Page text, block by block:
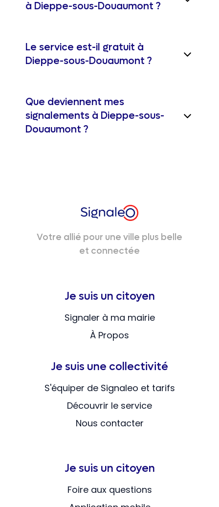
à Dieppe-sous-Douaumont ?
Le service est-il gratuit à
Dieppe-sous-Douaumont ?
Que deviennent mes
signalements à Dieppe-sous-
Douaumont ?
Votre allié pour une ville plus belle
et connectée
Je suis un citoyen
Signaler à ma mairie
À Propos
Je suis une collectivité
S'équiper de Signaleo et tarifs
Découvrir le service
Nous contacter
Je suis un citoyen
Foire aux questions